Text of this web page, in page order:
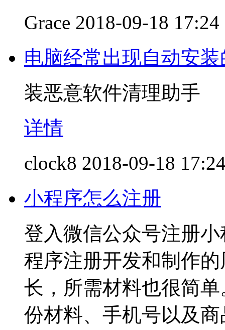
Grace 2018-09-18 17:24
电脑经常出现自动安
装恶意软件清理助手
详情
clock8 2018-09-18
小程序怎么注册
登入微信公众号注册
程序注册开发和制作
长，所需材料也很简
份材料、手机号以及